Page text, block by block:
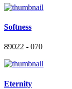
Softness
89022 - 070
Eternity